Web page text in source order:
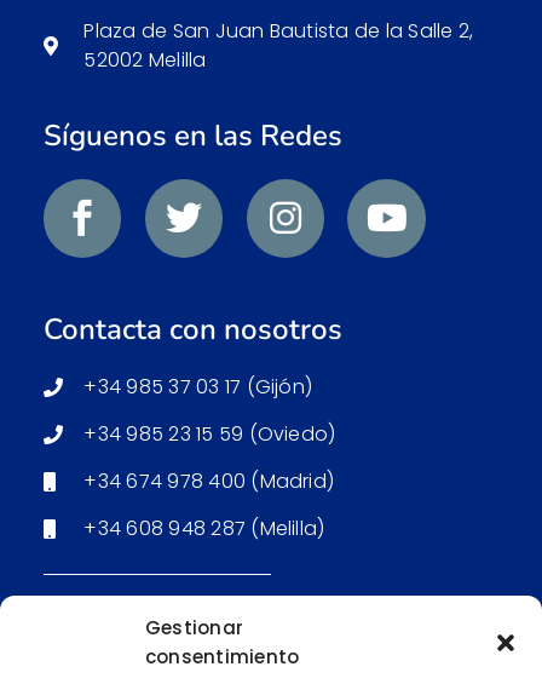
Gestionar
consentimiento
Plaza de San Juan Bautista de la Salle 2,
52002 Melilla
Síguenos en las Redes
Contacta con nosotros
+34 985 37 03 17 (Gijón)
+34 985 23 15 59 (Oviedo)
+34 674 978 400 (Madrid)
+34 608 948 287 (Melilla)
Email: Secretaría (Gijón)
Email: Secretaría (Oviedo)